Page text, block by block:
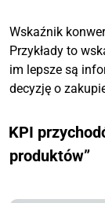
Wskaźnik
Przykłady to
im lepsze są
decyzję o
KPI
produktów”